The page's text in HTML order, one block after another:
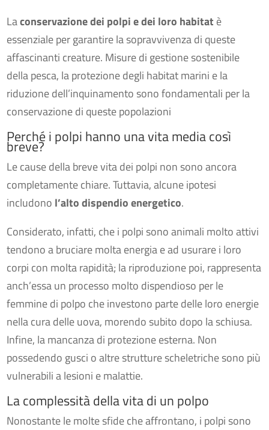
Laconservazione dei polpi e dei loro habitat è
essenziale per garantire la sopravvivenza di queste
affascinanti creature. Misure di gestione sostenibile
della pesca, la protezione degli habitat marini e la
riduzione dell’inquinamento sono fondamentali per la
conservazione di queste popolazioni
Perché i polpi hanno una vita media così
breve?
Le cause della breve vita dei polpi non sono ancora
completamente chiare. Tuttavia, alcune ipotesi
includono l’alto dispendio energetico.
Considerato, infatti, che i polpi sono animali molto attivi
tendono a bruciare molta energia e ad usurare i loro
corpi con molta rapidità; la riproduzione poi, rappresenta
anch’essa un processo molto dispendioso per le
femmine di polpo che investono parte delle loro energie
nella cura delle uova, morendo subito dopo la schiusa.
Infine, la mancanza di protezione esterna. Non
possedendo gusci o altre strutture scheletriche sono più
vulnerabili a lesioni e malattie.
La complessità della vita di un polpo
Nonostante le molte sfide che affrontano, i polpi sono